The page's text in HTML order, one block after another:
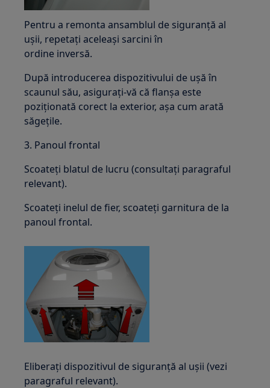
Pentru a remonta ansamblul de siguranță al
ușii, repetați aceleași sarcini în
ordine inversă.
După introducerea dispozitivului de ușă în
scaunul său, asigurați-vă că flanșa este
poziționată corect la exterior, așa cum arată
săgețile.
3. Panoul frontal
Scoateți blatul de lucru (consultați paragraful
relevant).
Scoateți inelul de fier, scoateți garnitura de la
panoul frontal.
Eliberați dispozitivul de siguranță al ușii (vezi
paragraful relevant).